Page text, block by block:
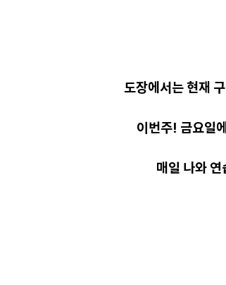
도장에서는 현재
이번주! 금요일
매일 나와